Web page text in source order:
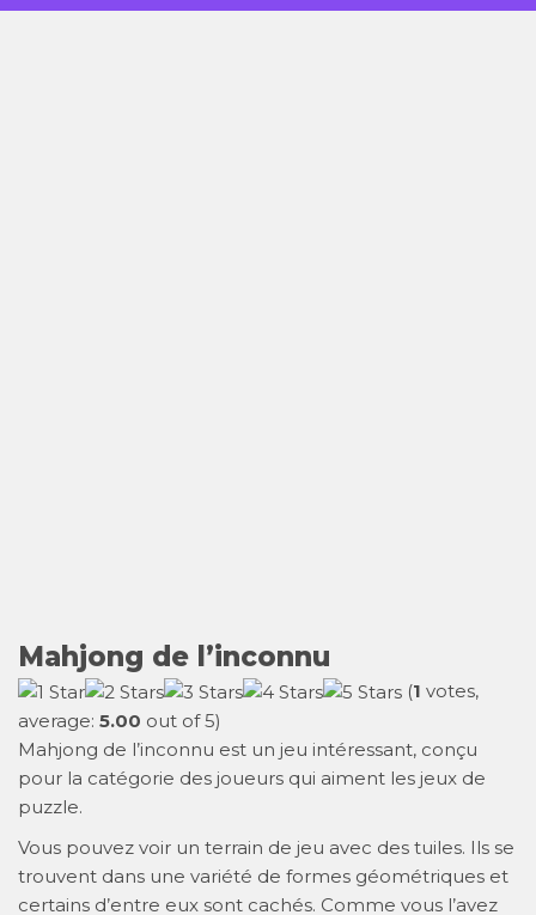
Mahjong de l’inconnu
(1 votes,
average: 5.00 out of 5)
Mahjong de l’inconnu est un jeu intéressant, conçu
pour la catégorie des joueurs qui aiment les jeux de
puzzle.
Vous pouvez voir un terrain de jeu avec des tuiles. Ils se
trouvent dans une variété de formes géométriques et
certains d’entre eux sont cachés. Comme vous l’avez